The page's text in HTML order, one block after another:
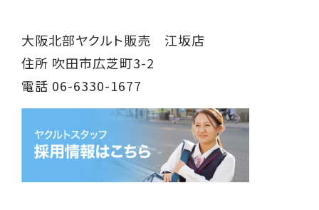
大阪北部ヤクルト販売 江坂店
住所 吹田市広芝町3-2
電話 06-6330-1677